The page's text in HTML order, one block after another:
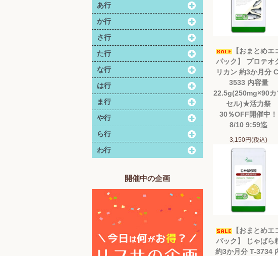
あ行
か行
さ行
た行
な行
は行
ま行
や行
ら行
わ行
開催中の企画
【おまとめエ
パック】 プロテオ
リカン 約3か月分
3533 内容量
22.5g(250mg×90カ
セル)★活力祭
30％OFF開催中！
8/10 9:59迄
3,150円(税込)
【おまとめエ
パック】 じゃばら
約3か月分 T-3734